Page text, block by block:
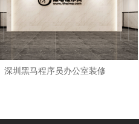
深圳黑马程序员办公室装修